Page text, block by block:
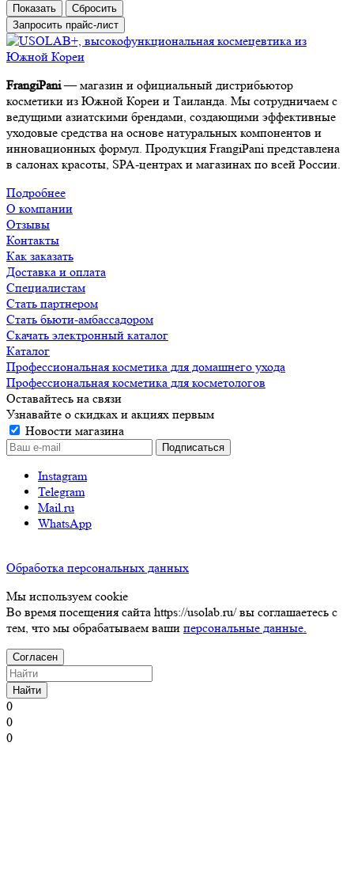
Сбросить
Запросить прайс-лист
FrangiPani— магазин и официальный дистрибьютор
косметики из Южной Кореи и Таиланда. Мы сотрудничаем с
ведущими азиатскими брендами, создающими эффективные
уходовые средства на основе натуральных компонентов и
инновационных формул. Продукция FrangiPani представлена
в салонах красоты, SPA-центрах и магазинах по всей России.
Подробнее
О компании
Отзывы
Контакты
Как заказать
Доставка и оплата
Специалистам
Стать партнером
Стать бьюти-амбассадором
Скачать электронный каталог
Каталог
Профессиональная косметика для домашнего ухода
Профессиональная косметика для косметологов
Оставайтесь на связи
Узнавайте о скидках и акциях первым
Новости магазина
Instagram
Telegram
Mail.ru
WhatsApp
Обработка персональных данных
Мы используем cookie
Во время посещения сайта https://usolab.ru/ вы соглашаетесь с
тем, что мы обрабатываем ваши персональные данные.
Согласен
Найти
0
0
0